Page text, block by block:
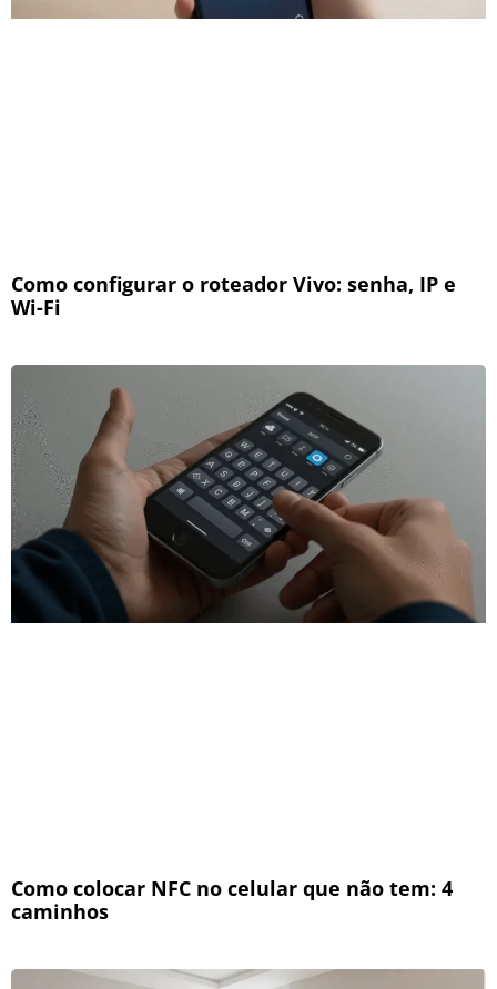
Como configurar o roteador Vivo: senha, IP e
Wi-Fi
Como colocar NFC no celular que não tem: 4
caminhos